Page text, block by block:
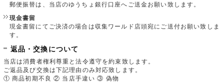
郵便振替は、当店のゆうちょ銀行口座へご送金お願い致します。
現金書留
現金書留にてご決済の場合は収集ワールド店頭宛にご送付お願い致しま
す。
返品・交換について
当店は消費者権利尊重と法令遵守を約束致します。
ご返品及び交換は下記理由のみ対応致します。
① 商品初期不良 ② 当店手違い ③ 偽物